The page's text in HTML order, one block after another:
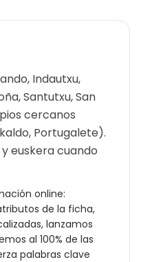
Indautxu,
Santutxu, San
cercanos
Portugalete).
euskera cuando
online:
de la ficha,
lanzamos
al 100% de las
palabras clave